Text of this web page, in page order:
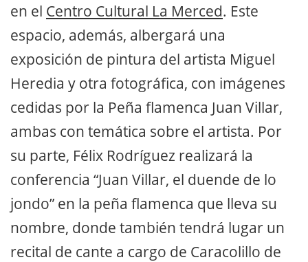
en el Centro Cultural La Merced. Este
espacio, además, albergará una
exposición de pintura del artista Miguel
Heredia y otra fotográfica, con imágenes
cedidas por la Peña flamenca Juan Villar,
ambas con temática sobre el artista. Por
su parte, Félix Rodríguez realizará la
conferencia “Juan Villar, el duende de lo
jondo” en la peña flamenca que lleva su
nombre, donde también tendrá lugar un
recital de cante a cargo de Caracolillo de